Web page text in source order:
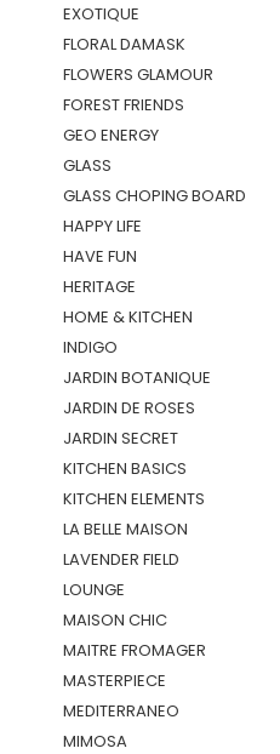
EXOTIQUE
FLORAL DAMASK
FLOWERS GLAMOUR
FOREST FRIENDS
GEO ENERGY
GLASS
GLASS CHOPING BOARD
HAPPY LIFE
HAVE FUN
HERITAGE
HOME & KITCHEN
INDIGO
JARDIN BOTANIQUE
JARDIN DE ROSES
JARDIN SECRET
KITCHEN BASICS
KITCHEN ELEMENTS
LA BELLE MAISON
LAVENDER FIELD
LOUNGE
MAISON CHIC
MAITRE FROMAGER
MASTERPIECE
MEDITERRANEO
MIMOSA